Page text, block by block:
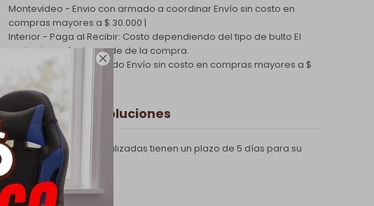

Montevideo - Envio con armado a coordinarEnvío sin costo en
compras mayores a $ 30.000 |
Interior - Paga al Recibir: Costo dependiendo del tipo de bulto El
costo de envío depende de la compra.
PQuick Envío Coordinado Envío sin costo en compras mayores a $
30.000 |
Cambios y Devoluciones
Todas las compras realizadas tienen un plazo de 5 días para su
cambio.
Ver mas